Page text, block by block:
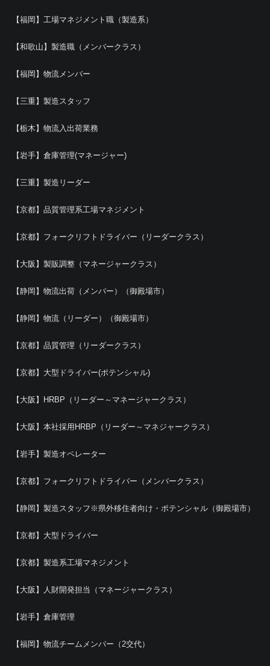
【福岡】工場マネジメント職（製造系）
【和歌山】製造職（メンバークラス）
【福岡】物流メンバー
【三重】製造スタッフ
【栃木】物流入出荷業務
【岩手】倉庫管理(マネージャー)
【三重】製造リーダー
【京都】品質管理系工場マネジメント
【京都】フォークリフトドライバー（リーダークラス）
【大阪】製販調整（マネージャークラス）
【静岡】物流出荷（メンバー）（御殿場市）
【静岡】物流（リーダー）（御殿場市）
【京都】品質管理（リーダークラス）
【京都】大型ドライバー(ポテンシャル)
【大阪】HRBP（リーダー～マネージャークラス）
【大阪】本社採用HRBP（リーダー～マネジャークラス）
【岩手】製造オペレーター
【京都】フォークリフトドライバー（メンバークラス）
【静岡】製造スタッフ※県外移住者向け・ポテンシャル（御殿場市）
【京都】大型ドライバー
【京都】製造系工場マネジメント
【大阪】人財開発担当（マネージャークラス）
【岩手】倉庫管理
【福岡】物流チームメンバー（2交代）